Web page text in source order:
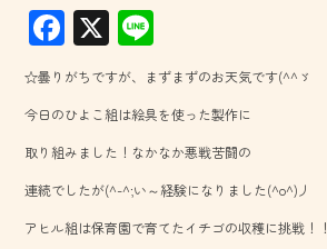
F
ac
e
b
o
ok
X
ne
☆曇りがちですが、まずまずのお天気です(^^ゞ
今日のひよこ組は絵具を使った製作に
取り組みました！なかなか悪戦苦闘の
連続でしたが(^-^;い～経験になりました(^o^)丿
アヒル組は保育園で育てたイチゴの収穫に挑戦！！